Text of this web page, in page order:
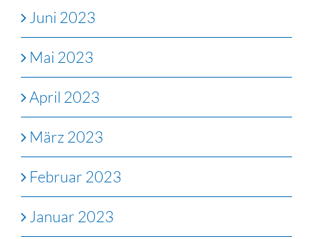
Juni 2023
Mai 2023
April 2023
März 2023
Februar 2023
Januar 2023